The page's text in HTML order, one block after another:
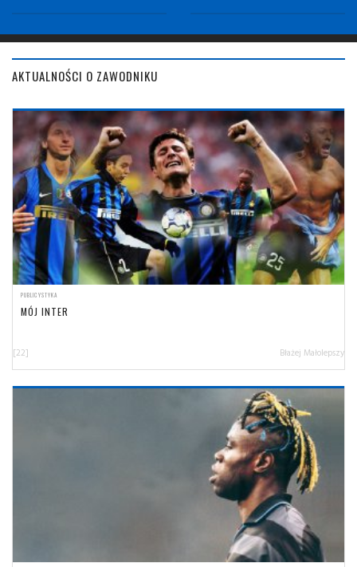
AKTUALNOŚCI O ZAWODNIKU
PUBLICYSTYKA
MÓJ INTER
[22] Błażej Małolepszy